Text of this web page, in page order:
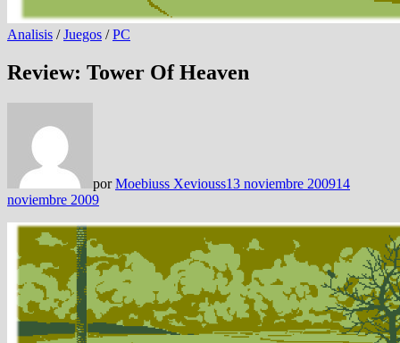
Analisis /Juegos /PC
Review: Tower Of Heaven
porMoebiuss Xeviouss13 noviembre 200914
noviembre 2009